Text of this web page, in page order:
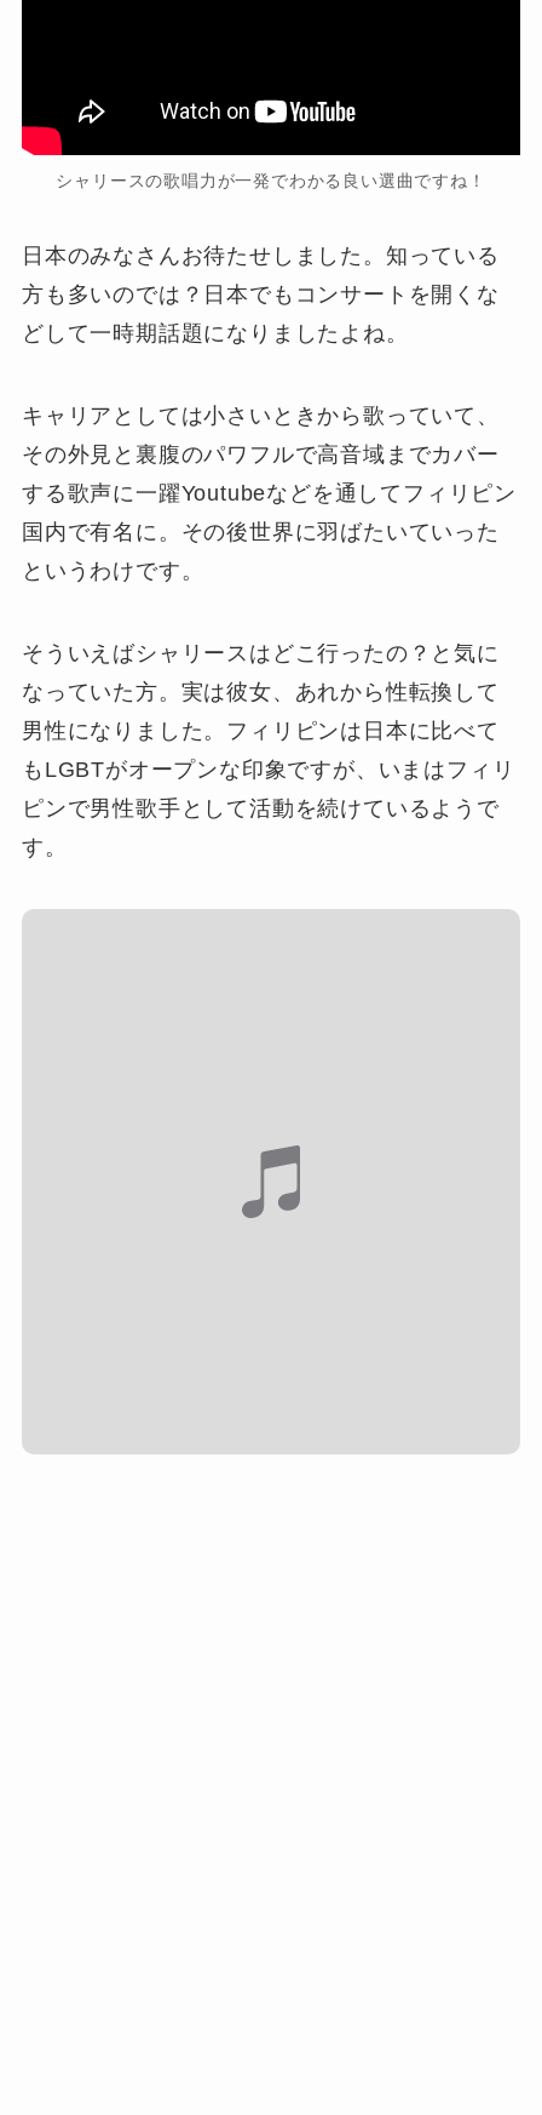
シャリースの歌唱力が一発でわかる良い選曲ですね！
日本のみなさんお待たせしました。知っている
方も多いのでは？日本でもコンサートを開くな
どして一時期話題になりましたよね。
キャリアとしては小さいときから歌っていて、
その外見と裏腹のパワフルで高音域までカバー
する歌声に一躍Youtubeなどを通してフィリピン
国内で有名に。その後世界に羽ばたいていった
というわけです。
そういえばシャリースはどこ行ったの？と気に
なっていた方。実は彼女、あれから性転換して
男性になりました。フィリピンは日本に比べて
もLGBTがオープンな印象ですが、いまはフィリ
ピンで男性歌手として活動を続けているようで
す。